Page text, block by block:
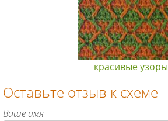
красивые узоры
Оставьте отзыв к схеме
Ваше имя